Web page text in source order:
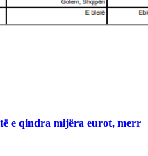
e qindra mijëra eurot, merr